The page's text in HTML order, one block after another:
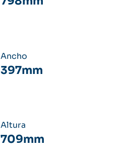
Ancho
397mm
Altura
709mm